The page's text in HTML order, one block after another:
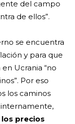
del campo
de ellos”.
se encuentra
y para que
Ucrania “no
Por eso
los caminos
internamente,
precios